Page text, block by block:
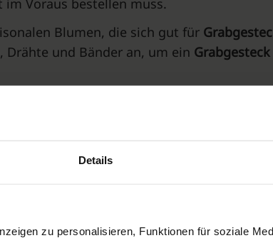
Details
zu personalisieren, Funktionen für soziale
Voraus bestellen muss.
Blumen, die sich gut für
und Bänder an, um ein Grabgesteck
bequem von zu Hause aus. Diese
direkt zum Bestattungsort.